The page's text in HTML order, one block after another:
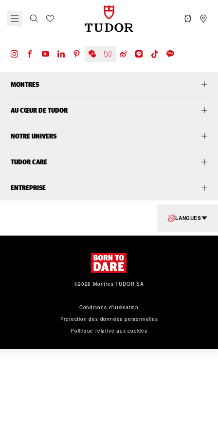
MONTRES
AU CŒUR DE TUDOR
NOTRE UNIVERS
TUDOR CARE
ENTREPRISE
LANGUES
Conditions d’utilisation
Protection des données personnelles
Politique relative aux cookies
©2026 Montres TUDOR SA